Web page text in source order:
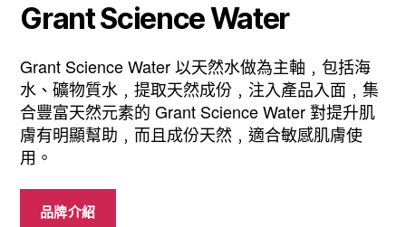
組
合
數
量
Grant Science Water
Grant Science Water 以天然水做為主軸﹐包括海
水、礦物質水﹐提取天然成份﹐注入產品入面﹐集
合豐富天然元素的 Grant Science Water 對提升肌
膚有明顯幫助﹐而且成份天然﹐適合敏感肌膚使
用。
品牌介紹